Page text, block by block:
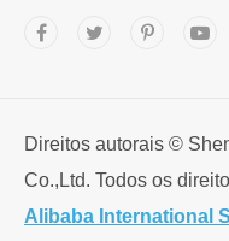
Direitos autorais ©
Co.,Ltd. Todos os
Alibaba International